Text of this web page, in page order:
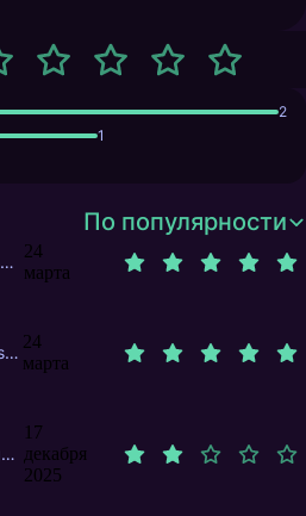
2
1
По популярности
CyxoB666
24
марта
Sunusstex
24
марта
MagnificentMrFox
17
декабря
2025